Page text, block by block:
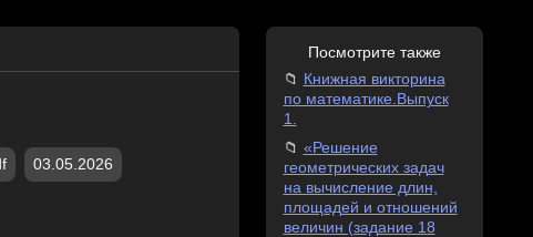
03.05.2026
Посмотрите также
Книжная викторина
по математике.Выпуск
1.
«Решение
геометрических задач
на вычисление длин,
площадей и отношений
величин (задание 18